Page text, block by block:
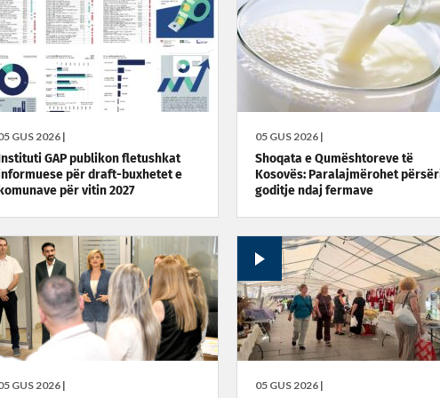
GUS 2026 |
Instituti GAP publikon fletushkat
për draft-buxhetet e
komunave për vitin 2027
05 GUS 2026 |
Shoqata e Qumështoreve të
Kosovës: Paralajmërohet
goditje ndaj fermave
GUS 2026 | 05 GUS 2026 |